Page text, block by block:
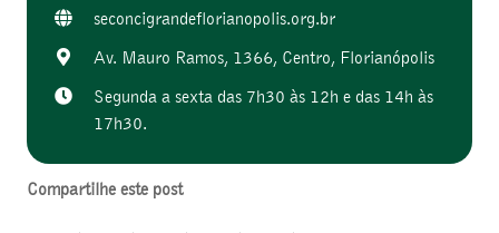
seconcigrandeflorianopolis.org.br
Av. Mauro Ramos, 1366, Centro, Florianópolis
Segunda a sexta das 7h30 às 12h e das 14h às
17h30.
Compartilhe este post